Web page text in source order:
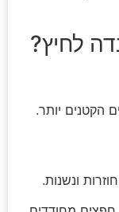
לחיץ?
הקטנים יותר.
ונשנות.